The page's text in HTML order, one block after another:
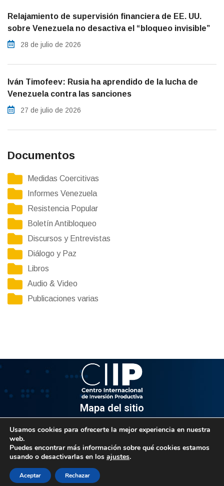
Relajamiento de supervisión financiera de EE. UU.
sobre Venezuela no desactiva el “bloqueo invisible”
28 de julio de 2026
Iván Timofeev: Rusia ha aprendido de la lucha de
Venezuela contra las sanciones
27 de julio de 2026
Documentos
Medidas Coercitivas
Informes Venezuela
Resistencia Popular
Boletín Antibloqueo
Discursos y Entrevistas
Diálogo y Paz
Libros
Audio & Video
Publicaciones varias
Mapa del sitio
Av. Venezuela, Edif. Epsilon Piso 3, Oficina 3-2, Sector el
Rosal, Chacao.
Caracas, Código Postal 1064
Info@observatorio.gob.ve
Usamos cookies para ofrecerte la mejor experiencia en nuestra
web.
Puedes encontrar más información sobre qué cookies estamos
usando o desactivarlas en los ajustes.
Aceptar Rechazar